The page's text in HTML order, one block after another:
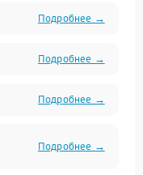
Подробнее →
Подробнее →
Подробнее →
Подробнее →